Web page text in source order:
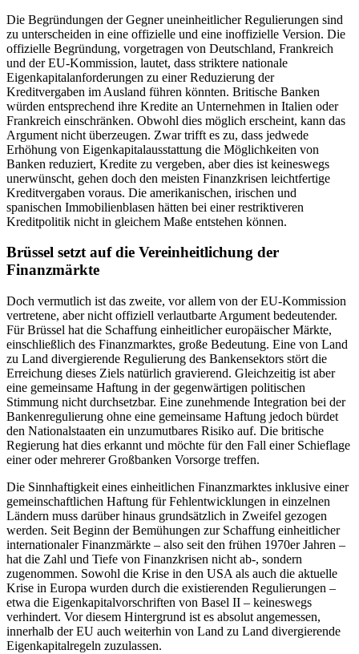
Die Begründungen der Gegner uneinheitlicher Regulierungen sind
zu unterscheiden in eine offizielle und eine inoffizielle Version. Die
offizielle Begründung, vorgetragen von Deutschland, Frankreich
und der EU-Kommission, lautet, dass striktere nationale
Eigenkapitalanforderungen zu einer Reduzierung der
Kreditvergaben im Ausland führen könnten. Britische Banken
würden entsprechend ihre Kredite an Unternehmen in Italien oder
Frankreich einschränken. Obwohl dies möglich erscheint, kann das
Argument nicht überzeugen. Zwar trifft es zu, dass jedwede
Erhöhung von Eigenkapitalausstattung die Möglichkeiten von
Banken reduziert, Kredite zu vergeben, aber dies ist keineswegs
unerwünscht, gehen doch den meisten Finanzkrisen leichtfertige
Kreditvergaben voraus. Die amerikanischen, irischen und
spanischen Immobilienblasen hätten bei einer restriktiveren
Kreditpolitik nicht in gleichem Maße entstehen können.
Brüssel setzt auf die Vereinheitlichung der
Finanzmärkte
Doch vermutlich ist das zweite, vor allem von der EU-Kommission
vertretene, aber nicht offiziell verlautbarte Argument bedeutender.
Für Brüssel hat die Schaffung einheitlicher europäischer Märkte,
einschließlich des Finanzmarktes, große Bedeutung. Eine von Land
zu Land divergierende Regulierung des Bankensektors stört die
Erreichung dieses Ziels natürlich gravierend. Gleichzeitig ist aber
eine gemeinsame Haftung in der gegenwärtigen politischen
Stimmung nicht durchsetzbar. Eine zunehmende Integration bei der
Bankenregulierung ohne eine gemeinsame Haftung jedoch bürdet
den Nationalstaaten ein unzumutbares Risiko auf. Die britische
Regierung hat dies erkannt und möchte für den Fall einer Schieflage
einer oder mehrerer Großbanken Vorsorge treffen.
Die Sinnhaftigkeit eines einheitlichen Finanzmarktes inklusive einer
gemeinschaftlichen Haftung für Fehlentwicklungen in einzelnen
Ländern muss darüber hinaus grundsätzlich in Zweifel gezogen
werden. Seit Beginn der Bemühungen zur Schaffung einheitlicher
internationaler Finanzmärkte – also seit den frühen 1970er Jahren –
hat die Zahl und Tiefe von Finanzkrisen nicht ab-, sondern
zugenommen. Sowohl die Krise in den USA als auch die aktuelle
Krise in Europa wurden durch die existierenden Regulierungen –
etwa die Eigenkapitalvorschriften von Basel II – keineswegs
verhindert. Vor diesem Hintergrund ist es absolut angemessen,
innerhalb der EU auch weiterhin von Land zu Land divergierende
Eigenkapitalregeln zuzulassen.